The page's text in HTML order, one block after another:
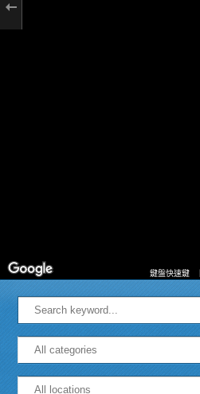
鍵盤快速鍵